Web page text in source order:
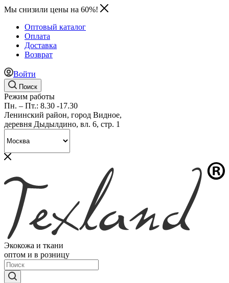
Мы снизили цены на 60%!
Оптовый каталог
Оплата
Доставка
Возврат
Войти
Поиск
Режим работы
Пн. – Пт.: 8.30 -17.30
Ленинский район, город Видное,
деревня Дыдылдино, вл. 6, стр. 1
Экокожа и ткани
оптом и в розницу